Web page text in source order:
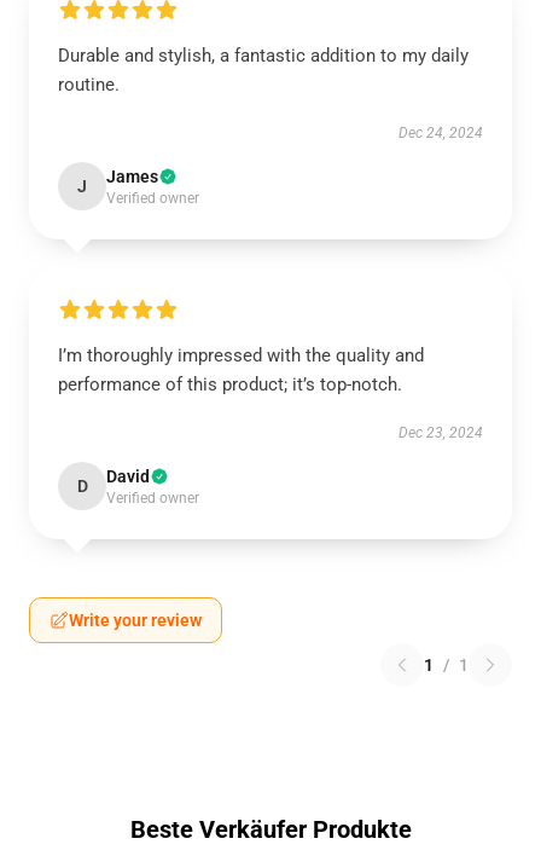
Durable and stylish, a fantastic addition to my daily
routine.
Dec 24, 2024
J James
Verified owner
I’m thoroughly impressed with the quality and
performance of this product; it’s top-notch.
Dec 23, 2024
D David
Verified owner
Write your review
1 / 1
Beste Verkäufer Produkte